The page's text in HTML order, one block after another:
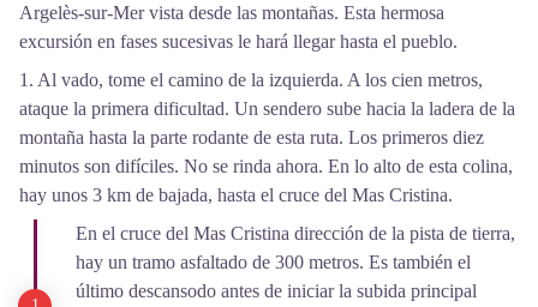
Argelès-sur-Mer vista desde las montañas. Esta hermosa
excursión en fases sucesivas le hará llegar hasta el pueblo.
1. Al vado, tome el camino de la izquierda. A los cien metros,
ataque la primera dificultad. Un sendero sube hacia la ladera de la
montaña hasta la parte rodante de esta ruta. Los primeros diez
minutos son difíciles. No se rinda ahora. En lo alto de esta colina,
hay unos 3 km de bajada, hasta el cruce del Mas Cristina.
En el cruce del Mas Cristina dirección de la pista de tierra,
hay un tramo asfaltado de 300 metros. Es también el
último descansodo antes de iniciar la subida principal